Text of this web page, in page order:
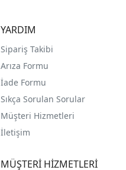
YARDIM
Sipariş Takibi
Arıza Formu
İade Formu
Sıkça Sorulan Sorular
Müşteri Hizmetleri
İletişim
MÜŞTERİ HİZMETLERİ